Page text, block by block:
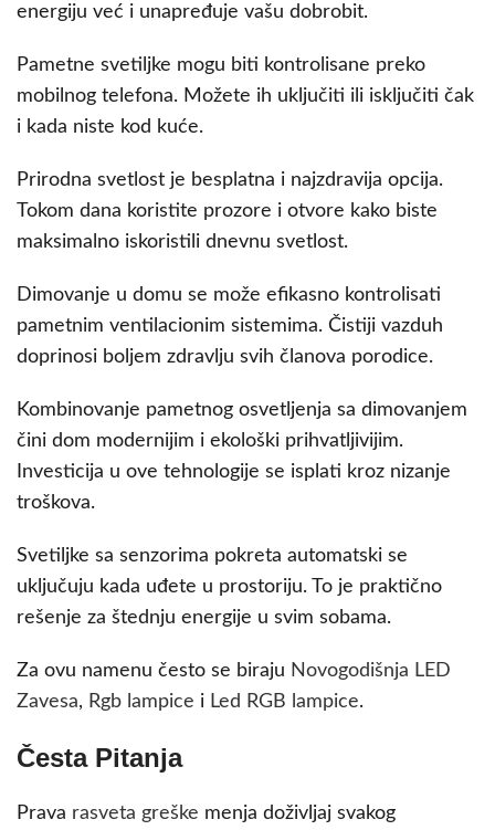
energiju već i unapređuje vašu dobrobit.
Pametne svetiljke mogu biti kontrolisane preko
mobilnog telefona. Možete ih uključiti ili isključiti čak
i kada niste kod kuće.
Prirodna svetlost je besplatna i najzdravija opcija.
Tokom dana koristite prozore i otvore kako biste
maksimalno iskoristili dnevnu svetlost.
Dimovanje u domu se može efikasno kontrolisati
pametnim ventilacionim sistemima. Čistiji vazduh
doprinosi boljem zdravlju svih članova porodice.
Kombinovanje pametnog osvetljenja sa dimovanjem
čini dom modernijim i ekološki prihvatljivijim.
Investicija u ove tehnologije se isplati kroz nizanje
troškova.
Svetiljke sa senzorima pokreta automatski se
uključuju kada uđete u prostoriju. To je praktično
rešenje za štednju energije u svim sobama.
Za ovu namenu često se biraju Novogodišnja LED
Zavesa, Rgb lampice i Led RGB lampice.
Česta Pitanja
Prava rasveta greške menja doživljaj svakog